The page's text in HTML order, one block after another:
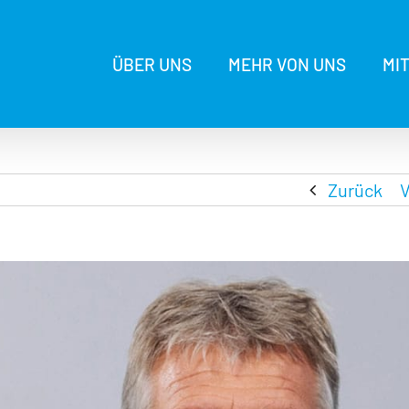
ÜBER UNS MEHR VON UNS
Zurück